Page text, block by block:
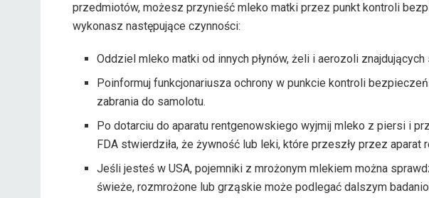
przedmiotów, możesz przynieść mleko matki przez punkt kontroli
wykonasz następujące czynności:
Oddziel mleko matki od innych płynów, żeli i aerozoli
Poinformuj funkcjonariusza ochrony w punkcie kontroli
zabrania do samolotu.
Po dotarciu do aparatu rentgenowskiego wyjmij mleko z piersi i
FDA stwierdziła, że ​​żywność lub leki, które przeszły przez
Jeśli jesteś w USA, pojemniki z mrożonym mlekiem można
świeże, rozmrożone lub grząskie może podlegać dalszym